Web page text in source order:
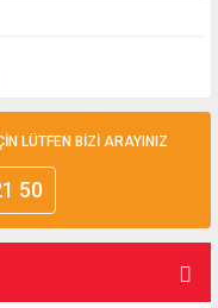
LÜTFEN BİZİ ARAYINIZ
50